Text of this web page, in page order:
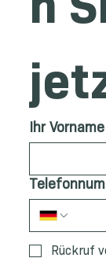
Ihr Vorname
Rückruf